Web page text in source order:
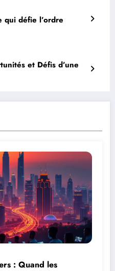
qui défie l’ordre
et Défis d’une
: Quand les